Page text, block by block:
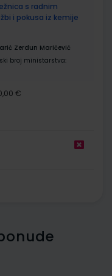
s radnim
i pokusa iz kemije
Zerdun Maričević
broj ministarstva:
€